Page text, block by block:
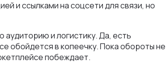
и ссылками на соцсети для связи, но
аудиторию и логистику. Да, есть
обойдется в копеечку. Пока обороты не
побеждает.